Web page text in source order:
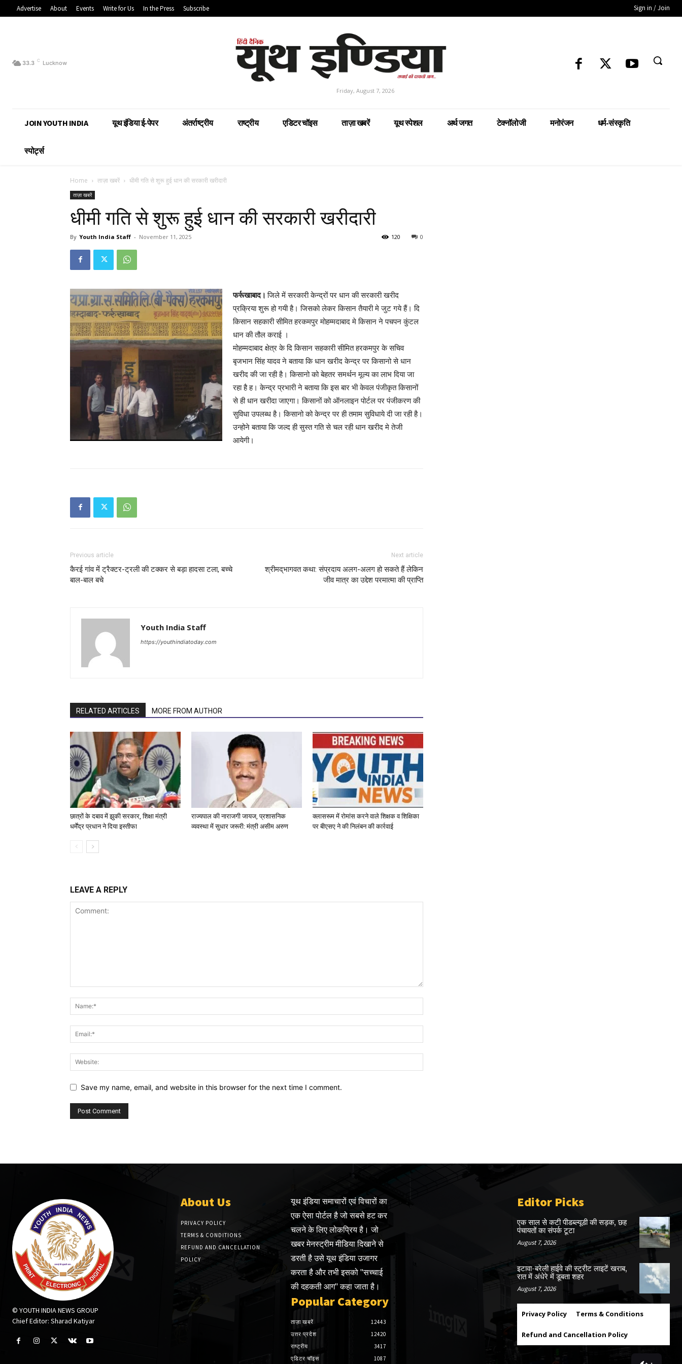
Advertise About Events Write for Us In the Press Subscribe Sign in / Join
33.3 C Lucknow
Friday, August 7, 2026
JOIN YOUTH INDIA यूथ इंडिया ई-पेपर अंतर्राष्ट्रीय राष्ट्रीय एडिटर चॉइस ताज़ा खबरें यूथ स्पेशल अर्थ जगत टेक्नॉलोजी मनोरंजन धर्म-संस्कृति
स्पोर्ट्स
Home ताज़ा खबरें धीमी गति से शुरू हुई धान की सरकारी खरीदारी
ताज़ा खबरें
धीमी गति से शुरू हुई धान की सरकारी खरीदारी
By Youth India Staff - November 11, 2025 0
120
फर्रूखाबाद।जिले में सरकारी केन्द्रों पर धान की सरकारी खरीद
प्रक्रिया शुरू हो गयी है। जिसको लेकर किसान तैयारी मे जुट गये हैं। दि
किसान सहकारी सीमित हरकमपुर मोहम्मदाबाद मे किसान ने पचपन कुंटल
धान की तौल कराई ।
मोहम्मदाबाद क्षेत्र के दि किसान सहकारी सीमित हरकमपुर के सचिव
बृजभान सिंह यादव ने बताया कि धान खरीद केन्द्र पर किसानो से धान
खरीद की जा रही है। किसानो को बेहतर समर्थन मूल्य का लाभ दिया जा
रहा है ह। केन्द्र प्रभारी ने बताया कि इस बार भी केवल पंजीकृत किसानों
से ही धान खरीदा जाएगा। किसानों को ऑनलाइन पोर्टल पर पंजीकरण की
सुविधा उपलब्ध है। किसानो को केन्द्र पर ही तमाम सुविधाये दी जा रही है।
उन्होने बताया कि जल्द ही सुस्त गति से चल रही धान खरीद मे तेजी
आयेगी।
Previous article
कैरई गांव में ट्रैक्टर-ट्रली की टक्कर से बड़ा हादसा टला, बच्चे
बाल-बाल बचे
Next article
श्रीमद्‌भागवत कथा: संप्रदाय अलग-अलग हो सकते हैं लेकिन
जीव मात्र का उद्देश परमात्मा की प्राप्ति
Youth India Staff
https://youthindiatoday.com
RELATED ARTICLES MORE FROM AUTHOR
छात्रों के दबाव में झुकी सरकार, शिक्षा मंत्री
धर्मेंद्र प्रधान ने दिया इस्तीफा
राज्यपाल की नाराजगी जायज, प्रशासनिक
व्यवस्था में सुधार जरूरी: मंत्री असीम अरुण
क्लासरूम में रोमांस करने वाले शिक्षक व शिक्षिका
पर बीएसए ने की निलंबन की कार्रवाई
LEAVE A REPLY
Save my name, email, and website in this browser for the next time I comment.
© YOUTH INDIA NEWS GROUP
Chief Editor: Sharad Katiyar
About Us
PRIVACY POLICY
TERMS & CONDITIONS
REFUND AND CANCELLATION
POLICY
यूथ इंडिया समाचारों एवं विचारों का
एक ऐसा पोर्टल है जो सबसे हट कर
चलने के लिए लोकप्रिय है। जो
खबर मेनस्ट्रीम मीडिया दिखाने से
डरती है उसे यूथ इंडिया उजागर
करता है और तभी इसको "सच्चाई
की दहकती आग" कहा जाता है।
Popular Category
ताज़ा खबरें
12443
उत्तर प्रदेश
12420
राष्ट्रीय
3417
एडिटर चॉइस
1087
Editor Picks
एक साल से कटी पीडब्ल्यूडी की सड़क, छह
पंचायतों का संपर्क टूटा
August 7, 2026
इटावा-बरेली हाईवे की स्ट्रीट लाइटें खराब,
रात में अंधेरे में डूबता शहर
August 7, 2026
Privacy Policy Terms & Conditions
Refund and Cancellation Policy